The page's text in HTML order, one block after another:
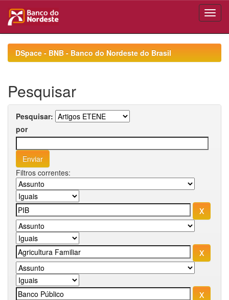
navigationDSpace - BNB - Banco do Nordeste do Brasil
Pesquisar
Pesquisar:
por
Filtros correntes: